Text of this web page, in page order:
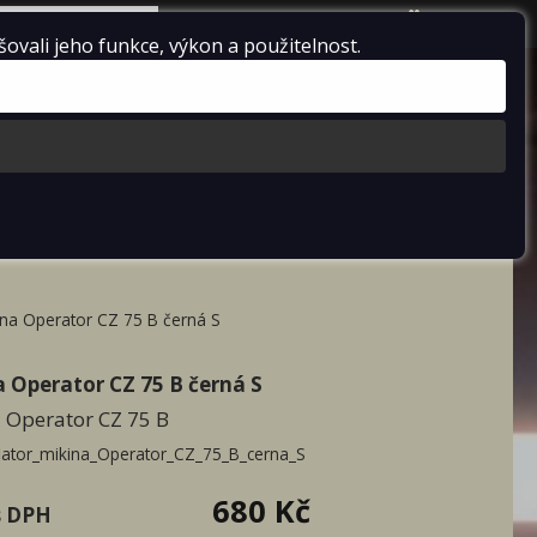
čepice
IZS
Operator CZ 75 B černá S
Operator CZ 75 B černá S
CZ 75 B
DPH 680 Kč
jeho funkce, výkon a použitelnost.